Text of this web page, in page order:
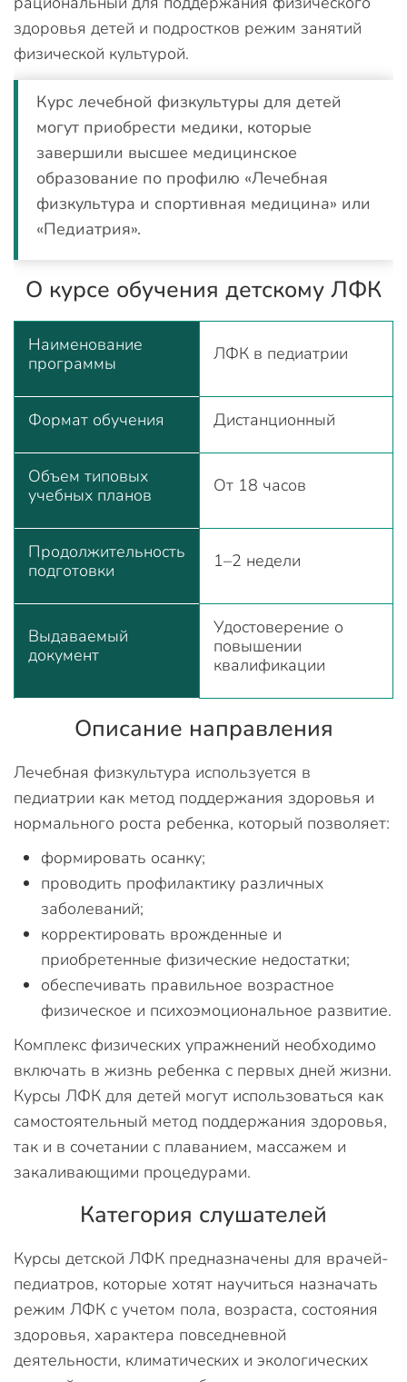
здоровья детей и подростков режим занятий
физической культурой.
Курс лечебной физкультуры для детей
могут приобрести медики, которые
завершили высшее медицинское
образование по профилю «Лечебная
физкультура и спортивная медицина» или
«Педиатрия».
О курсе обучения детскому ЛФК
Наименование
программы
ЛФК в педиатрии
Формат обучения Дистанционный
Объем типовых
учебных планов
От 18 часов
Продолжительность
подготовки
1–2 недели
Выдаваемый
документ
Удостоверение о
повышении
квалификации
Описание направления
Лечебная физкультура используется в
педиатрии как метод поддержания здоровья и
нормального роста ребенка, который позволяет:
формировать осанку;
проводить профилактику различных
заболеваний;
корректировать врожденные и
приобретенные физические недостатки;
обеспечивать правильное возрастное
физическое и психоэмоциональное развитие.
Комплекс физических упражнений необходимо
включать в жизнь ребенка с первых дней жизни.
Курсы ЛФК для детей могут использоваться как
самостоятельный метод поддержания здоровья,
так и в сочетании с плаванием, массажем и
закаливающими процедурами.
Категория слушателей
Курсы детской ЛФК предназначены для врачей-
педиатров, которые хотят научиться назначать
режим ЛФК с учетом пола, возраста, состояния
здоровья, характера повседневной
деятельности, климатических и экологических